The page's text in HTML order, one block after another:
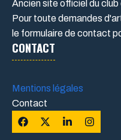
Ancien site officiel du
Pour toute demandes
le formulaire de contact
CONTACT
Mentions légales
Contact